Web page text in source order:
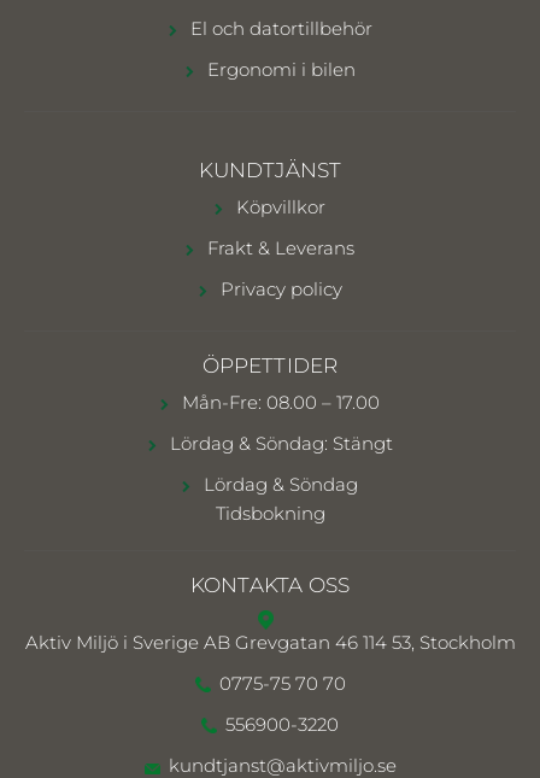
El och datortillbehör
Ergonomi i bilen
KUNDTJÄNST
Köpvillkor
Frakt & Leverans
Privacy policy
ÖPPETTIDER
Mån-Fre: 08.00 – 17.00
Lördag & Söndag: Stängt
Lördag & Söndag
Tidsbokning
KONTAKTA OSS
Aktiv Miljö i Sverige AB Grevgatan 46 114 53, Stockholm
0775-75 70 70
556900-3220
kundtjanst@aktivmiljo.se